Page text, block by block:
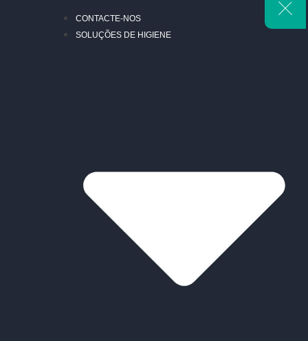
CONTACTE-NOS
SOLUÇÕES DE HIGIENE